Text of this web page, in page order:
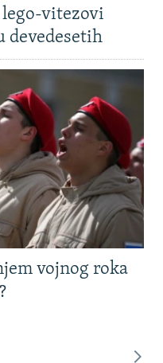
vitezovi
devedesetih
vojnog roka